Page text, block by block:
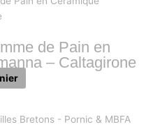
de Pain en
– Caltagirone